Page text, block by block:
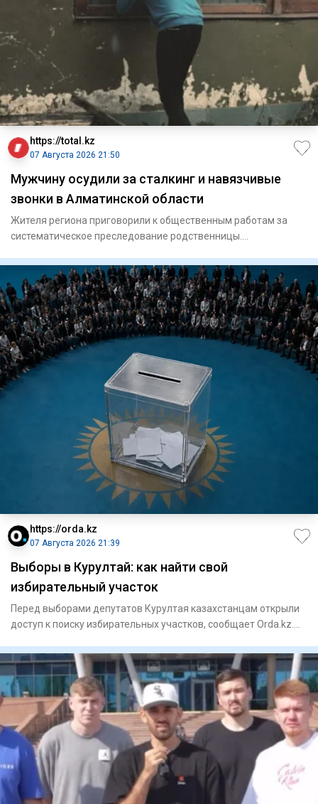
https://total.kz
07 Августа 2026 21:50
Мужчину осудили за сталкинг и навязчивые
звонки в Алматинской области
Жителя региона приговорили к общественным работам за
систематическое преследование родственницы.
https://orda.kz
07 Августа 2026 21:39
Выборы в Курултай: как найти свой
избирательный участок
Перед выборами депутатов Курултая казахстанцам открыли
доступ к поиску избирательных участков, сообщает Orda.kz.